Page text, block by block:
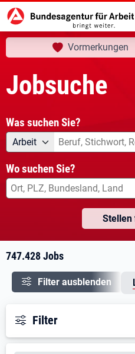
Startseite Jobsuche aktuelle
Ihre
Vormerkungen
Jobsuche
Was suchen Sie?
Angebotsart
Arbeit Was suchen Sie?
Wo suchen Sie?
Stellen
747.428 Jobs
Filter ausblenden
Filter